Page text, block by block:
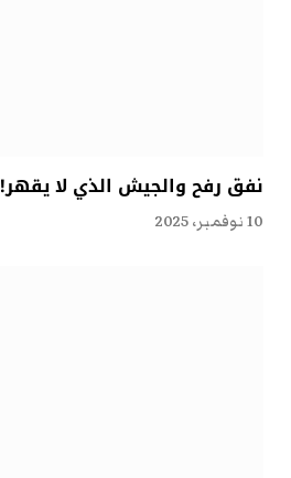
نفق رفح والجيش الذي لا يقهر!
10 نوفمبر، 2025